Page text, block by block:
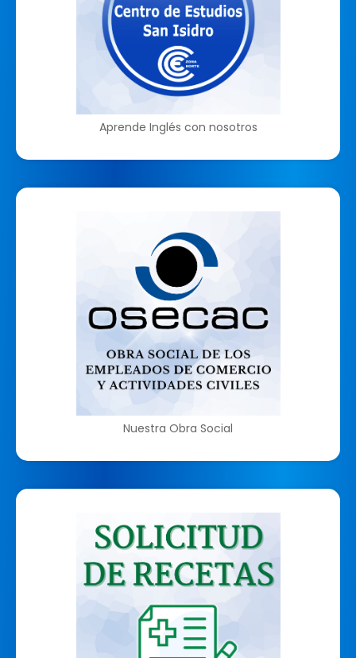
Aprende Inglés con nosotros
Nuestra Obra Social